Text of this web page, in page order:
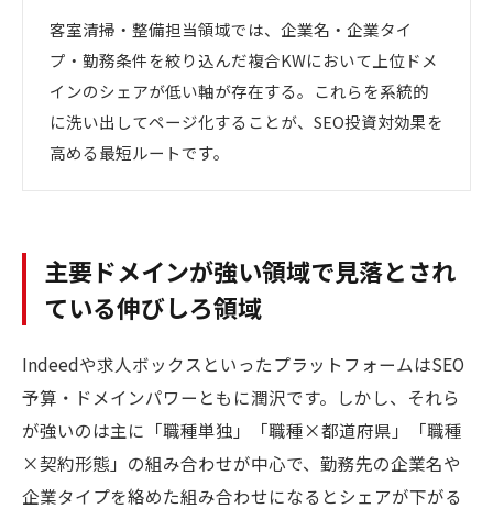
客室清掃・整備担当領域では、企業名・企業タイ
プ・勤務条件を絞り込んだ複合KWにおいて上位ドメ
インのシェアが低い軸が存在する。これらを系統的
に洗い出してページ化することが、SEO投資対効果を
高める最短ルートです。
主要ドメインが強い領域で見落とされ
ている伸びしろ領域
Indeedや求人ボックスといったプラットフォームはSEO
予算・ドメインパワーともに潤沢です。しかし、それら
が強いのは主に「職種単独」「職種×都道府県」「職種
×契約形態」の組み合わせが中心で、勤務先の企業名や
企業タイプを絡めた組み合わせになるとシェアが下がる